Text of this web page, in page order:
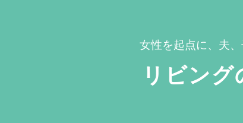
女性を起点に、夫
リビング